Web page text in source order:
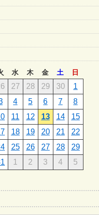
水 木 金 土 日
27 28 29 30
1
4 5 6 7
8
11 12 13 14
15
18 19 20 21
22
25 26 27 28
29
1 2 3 4 5